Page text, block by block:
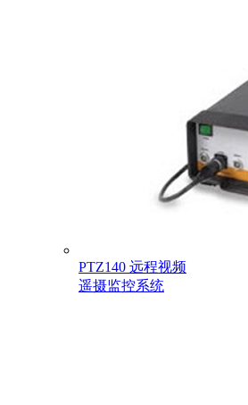
PTZ140 远程视频
遥摄监控系统